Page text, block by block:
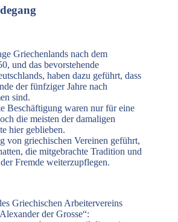
Griechenlands nach dem
und das bevorstehende
haben dazu geführt, dass
der fünfziger Jahre nach
sind.
Beschäftigung waren nur für eine
die meisten der damaligen
hier geblieben.
von griechischen Vereinen geführt,
die mitgebrachte Tradition und
Fremde weiterzupflegen.
Griechischen Arbeitervereins
der Grosse“: